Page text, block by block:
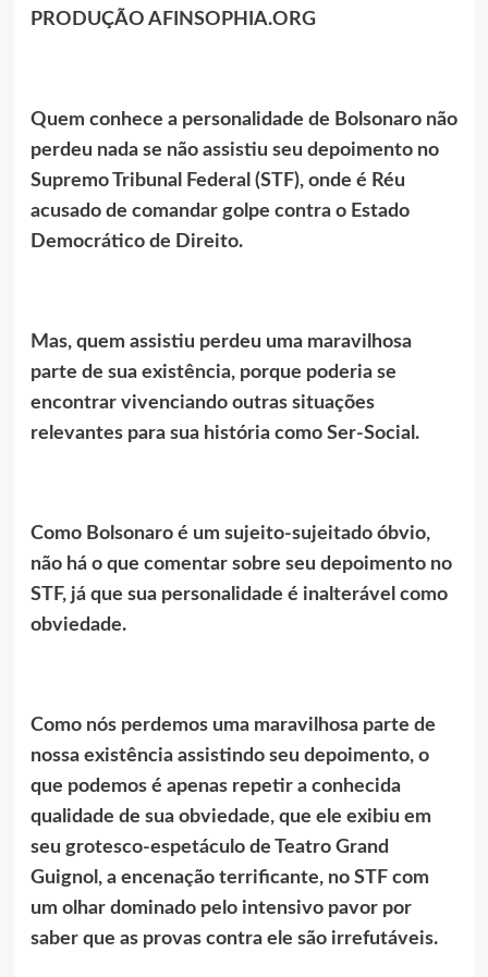
PRODUÇÃO AFINSOPHIA.ORG
Quem conhece a personalidade de Bolsonaro não
perdeu nada se não assistiu seu depoimento no
Supremo Tribunal Federal (STF), onde é Réu
acusado de comandar golpe contra o Estado
Democrático de Direito.
Mas, quem assistiu perdeu uma maravilhosa
parte de sua existência, porque poderia se
encontrar vivenciando outras situações
relevantes para sua história como Ser-Social.
Como Bolsonaro é um sujeito-sujeitado óbvio,
não há o que comentar sobre seu depoimento no
STF, já que sua personalidade é inalterável como
obviedade.
Como nós perdemos uma maravilhosa parte de
nossa existência assistindo seu depoimento, o
que podemos é apenas repetir a conhecida
qualidade de sua obviedade, que ele exibiu em
seu grotesco-espetáculo de Teatro Grand
Guignol, a encenação terrificante, no STF com
um olhar dominado pelo intensivo pavor por
saber que as provas contra ele são irrefutáveis.